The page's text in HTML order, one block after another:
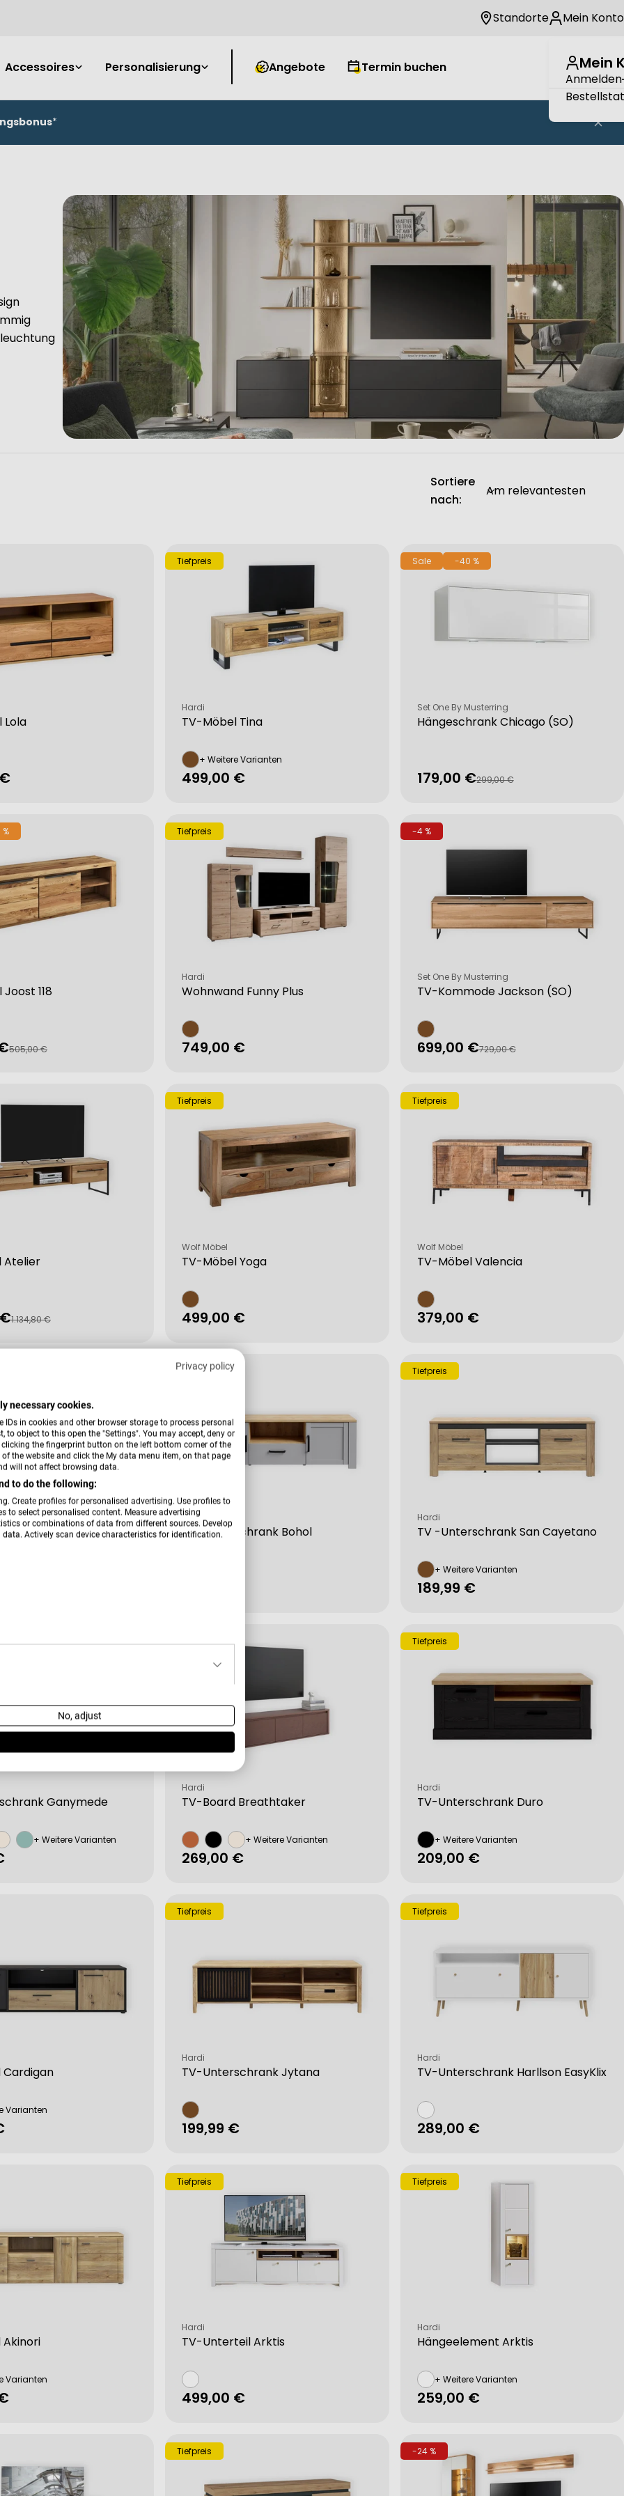
Privacy policy
necessary cookies.
in cookies and other browser storage to process personal
object to this open the "Settings". You may accept, deny or
the fingerprint button on the left bottom corner of the
the website and click the My data menu item, on that page
will not affect browsing data.
to do the following:
Create profiles for personalised advertising. Use profiles to
to select personalised content. Measure advertising
or combinations of data from different sources. Develop
Actively scan device characteristics for identification.
No, adjust
Standorte Mein Konto
Mein
Anmelden
Accessoires Personalisierung Angebote Termin buchen
*
Sortiere
nach:
Lola
Tiefpreis
TV-Möbel Tina
Verkäufer:
Hardi
+ Weitere Varianten
Regulärer
499,00 €
Sale -40 %
Hängeschrank Chicago (SO)
Verkäufer:
Set One By Musterring
Verkaufspreis
179,00 €
Regulärer299,00 €
118
505,00 €
Tiefpreis
Wohnwand Funny Plus
Verkäufer:
Hardi
Regulärer
749,00 €
-4 %
TV-Kommode Jackson (SO)
Verkäufer:
Set One By Musterring
Verkaufspreis
699,00 €
Regulärer729,00 €
Atelier
1.134,80 €
Tiefpreis
TV-Möbel Yoga
Verkäufer:
Wolf Möbel
Regulärer
499,00 €
Tiefpreis
TV-Möbel Valencia
Verkäufer:
Wolf Möbel
Regulärer
379,00 €
Vodol
Tiefpreis
TV-Unterschrank Bohol
Verkäufer:
Hardi
Tiefpreis
TV -Unterschrank San Cayetano
Verkäufer:
Hardi
+ Weitere Varianten
Regulärer
189,99 €
Ganymede
+ Weitere Varianten
Tiefpreis
TV-Board Breathtaker
Verkäufer:
Hardi
+ Weitere Varianten
Regulärer
269,00 €
Tiefpreis
TV-Unterschrank Duro
Verkäufer:
Hardi
+ Weitere Varianten
Regulärer
209,00 €
Varianten
Tiefpreis
TV-Unterschrank Jytana
Verkäufer:
Hardi
Regulärer
199,99 €
Tiefpreis
TV-Unterschrank Harllson EasyKlix
Verkäufer:
Hardi
Regulärer
289,00 €
Varianten
Tiefpreis
TV-Unterteil Arktis
Verkäufer:
Hardi
Regulärer
499,00 €
Tiefpreis
Hängeelement Arktis
Verkäufer:
Hardi
+ Weitere Varianten
Regulärer
259,00 €
Tiefpreis -24 %